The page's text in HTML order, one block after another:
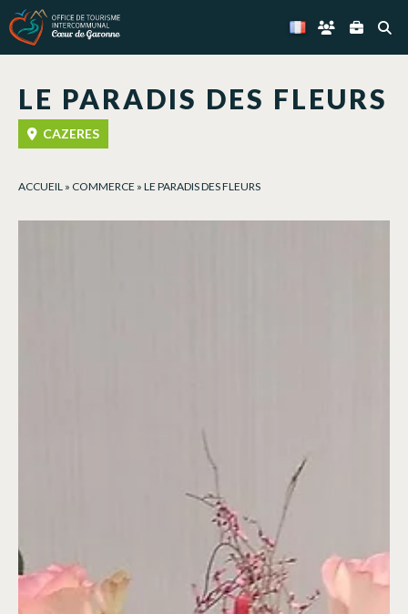
LE PARADIS DES FLEURS
CAZERES
ACCUEIL » COMMERCE » LE PARADIS DES FLEURS
Panneau de gestion des cookies